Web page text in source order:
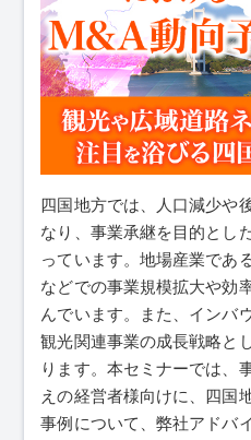
四国地方では、人口減少や
なり、事業承継を目的とし
っています。地場産業であ
などでの事業規模拡大や効
んでいます。また、インバ
観光関連事業の成長戦略と
ります。本セミナーでは、
えの経営者様向けに、四国
事例について、弊社アドバ